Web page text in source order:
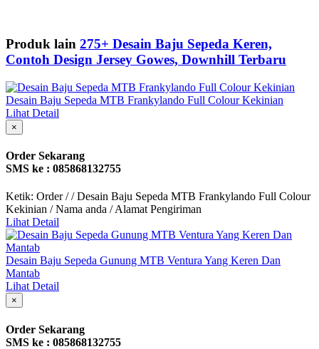
Produk lain 275+ Desain Baju Sepeda Keren,
Contoh Design Jersey Gowes, Downhill Terbaru
Desain Baju Sepeda MTB Frankylando Full Colour Kekinian
Lihat Detail
×
Order Sekarang
SMS ke : 085868132755
Ketik: Order / / Desain Baju Sepeda MTB Frankylando Full Colour
Kekinian / Nama anda / Alamat Pengiriman
Lihat Detail
Desain Baju Sepeda Gunung MTB Ventura Yang Keren Dan
Mantab
Lihat Detail
×
Order Sekarang
SMS ke : 085868132755